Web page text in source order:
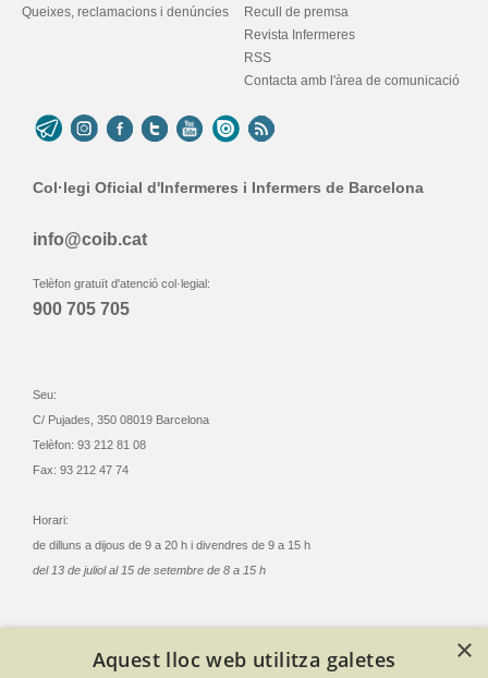
Queixes, reclamacions i denúncies
Recull de premsa
Revista Infermeres
RSS
Contacta amb l'àrea de comunicació
Col·legi Oficial d'Infermeres i Infermers de Barcelona
info@coib.cat
Telèfon gratuït d'atenció col·legial:
900 705 705
Seu:
C/ Pujades, 350 08019 Barcelona
Telèfon: 93 212 81 08
Fax: 93 212 47 74
Horari:
de dilluns a dijous de 9 a 20 h i divendres de 9 a 15 h
del 13 de juliol al 15 de setembre de 8 a 15 h
×
Aquest lloc web utilitza galetes